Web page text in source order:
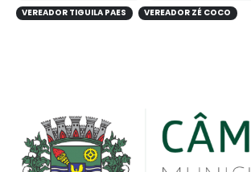
VEREADOR TIGUILA PAES
VEREADOR ZÉ COCO